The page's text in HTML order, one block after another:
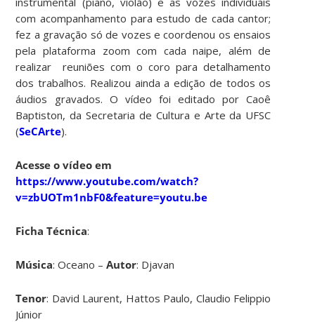
com acompanhamento para estudo de cada cantor;
fez a gravação só de vozes e coordenou os ensaios
pela plataforma zoom com cada naipe, além de
realizar reuniões com o coro para detalhamento
dos trabalhos. Realizou ainda a edição de todos os
áudios gravados. O vídeo foi editado por Caoê
Baptiston, da Secretaria de Cultura e Arte da UFSC
(SeCArte).
Acesse o vídeo em
https://www.youtube.com/watch?
v=zbUOTm1nbF0&feature=youtu.be
Ficha Técnica:
Música: Oceano –Autor: Djavan
Tenor: David Laurent, Hattos Paulo, Claudio Felippio
Júnior